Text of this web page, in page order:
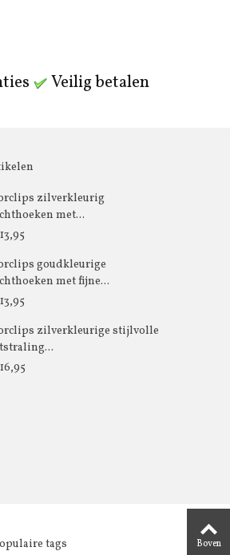
Veilig betalen
zilverkleurig
met...
goudkleurige
met fijne...
zilverkleurige stijlvolle
tags Boven